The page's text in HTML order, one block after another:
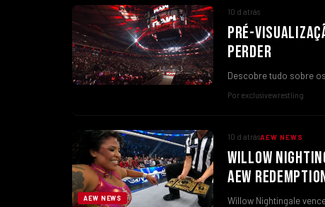
10 d atrás
PRÉ-
PERDER
Descobre tudo sobre
Por exclusivewrestling
AEW NEWS
10 d atrásAEW NEWS
WILLOW
AEW
Willow Nightingale